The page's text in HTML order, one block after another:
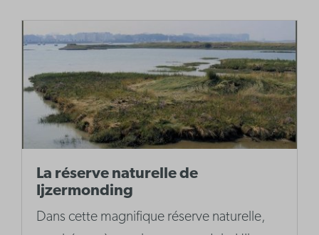
La réserve naturelle de
Ijzermonding
Dans cette magnifique réserve naturelle,